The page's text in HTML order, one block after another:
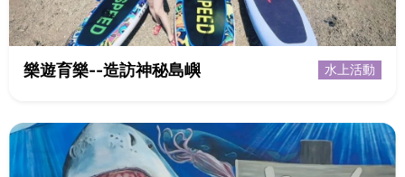
樂遊育樂--造訪神秘島嶼 水上活動